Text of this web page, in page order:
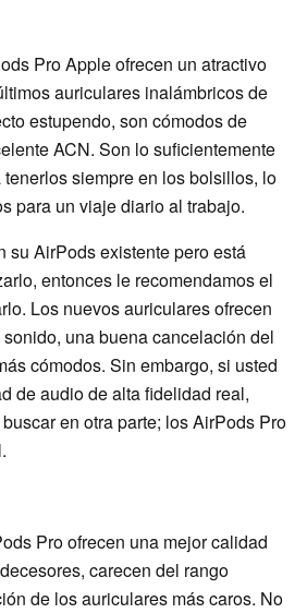
Pro Apple ofrecen un atractivo
auriculares inalámbricos de
estupendo, son cómodos de
ACN. Son lo suficientemente
siempre en los bolsillos, lo
para un viaje diario al trabajo.
su AirPods existente pero está
entonces le recomendamos el
Los nuevos auriculares ofrecen
una buena cancelación del
cómodos. Sin embargo, si usted
de audio de alta fidelidad real,
en otra parte; los AirPods Pro
Pro ofrecen una mejor calidad
carecen del rango
de los auriculares más caros. No